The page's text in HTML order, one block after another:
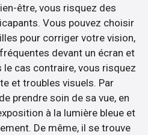
être, vous risquez des
Vous pouvez choisir
pour corriger votre vision,
devant un écran et
le cas contraire, vous risquez
et troubles visuels. Par
prendre soin de sa vue, en
à la lumière bleue et
De même, il se trouve